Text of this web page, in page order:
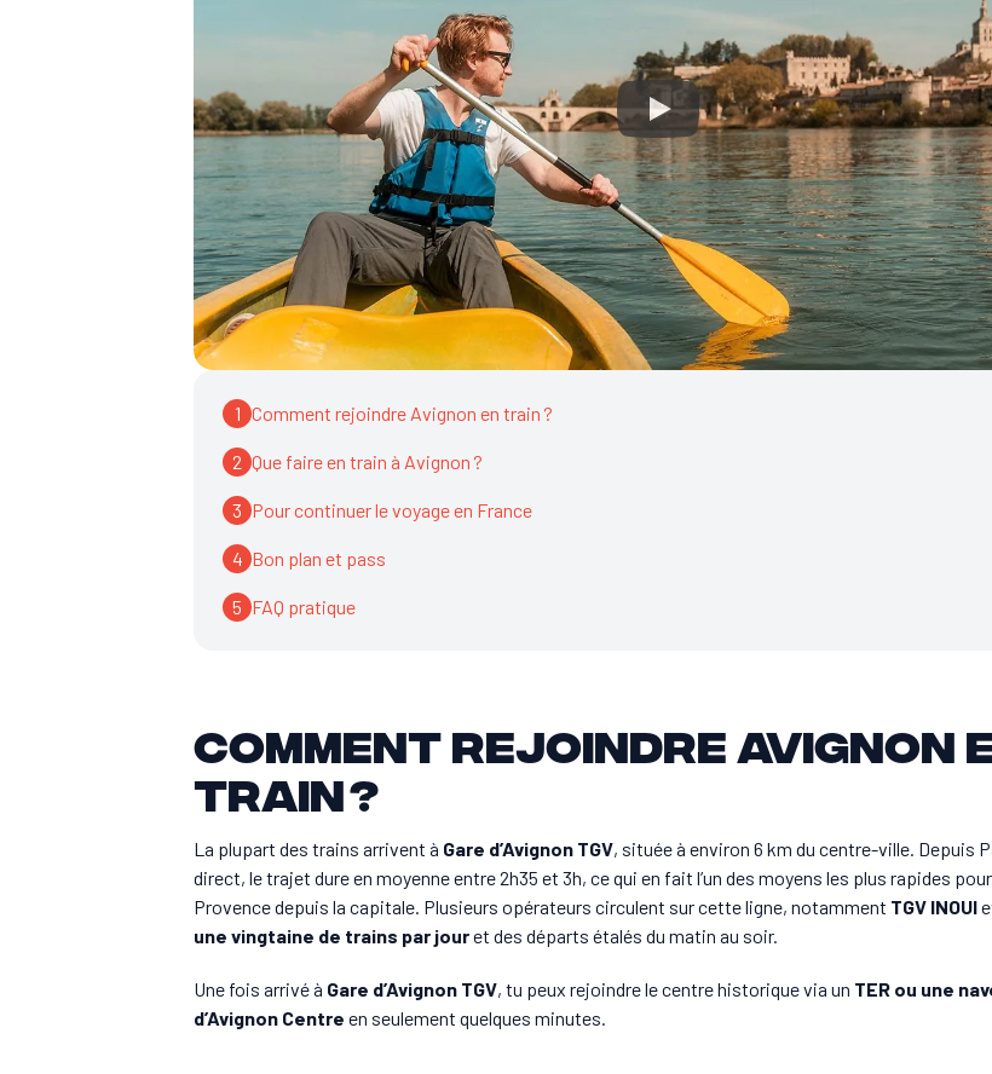
1 Comment rejoindre Avignon en train ?
2 Que faire en train à Avignon ?
3 Pour continuer le voyage en France
4 Bon plan et pass
5 FAQ pratique
Comment rejoindre Avignon
train ?
La plupart des trains arrivent à Gare d’Avignon TGV, située à environ 6 km du centre-ville. Depuis
direct, le trajet dure en moyenne entre 2h35 et 3h, ce qui en fait l’un des moyens les plus rapides
Provence depuis la capitale. Plusieurs opérateurs circulent sur cette ligne, notamment TGV INOUI
une vingtaine de trains par jouret des départs étalés du matin au soir.
Une fois arrivé à Gare d’Avignon TGV, tu peux rejoindre le centre historique via un TER ou une
d’Avignon Centre en seulement quelques minutes.